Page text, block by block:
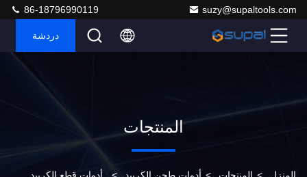
suzy@supaltools.com
86-18796990119
دردشة
المنتجات